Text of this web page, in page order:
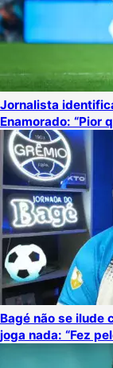
Jornalista
Enamorado: “Pior
Bagé não se ilude
joga nada: “Fez